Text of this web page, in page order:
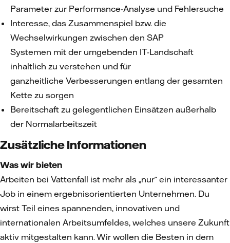
Parameter zur Performance-Analyse und Fehlersuche
Interesse, das Zusammenspiel bzw. die
Wechselwirkungen zwischen den SAP
Systemen mit der umgebenden IT-Landschaft
inhaltlich zu verstehen und für
ganzheitliche Verbesserungen entlang der gesamten
Kette zu sorgen
Bereitschaft zu gelegentlichen Einsätzen außerhalb
der Normalarbeitszeit
Zusätzliche Informationen
Was wir bieten
Arbeiten bei Vattenfall ist mehr als „nur“ ein interessanter
Job in einem ergebnisorientierten Unternehmen. Du
wirst Teil eines spannenden, innovativen und
internationalen Arbeitsumfeldes, welches unsere Zukunft
aktiv mitgestalten kann. Wir wollen die Besten in dem